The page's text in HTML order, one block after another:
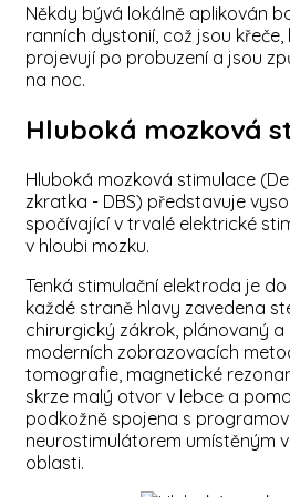
Někdy bývá lokálně aplikován
ranních dystonií, což jsou křeče,
projevují po probuzení a jsou
na noc.
Hluboká mozková
Hluboká mozková stimulace
zkratka - DBS) představuje
spočívající v trvalé elektrické
v hloubi mozku.
Tenká stimulační elektroda je
každé straně hlavy zavedena
chirurgický zákrok, plánovaný
moderních zobrazovacích
tomografie, magnetické
skrze malý otvor v lebce a
podkožně spojena s
neurostimulátorem umístěným
oblasti.